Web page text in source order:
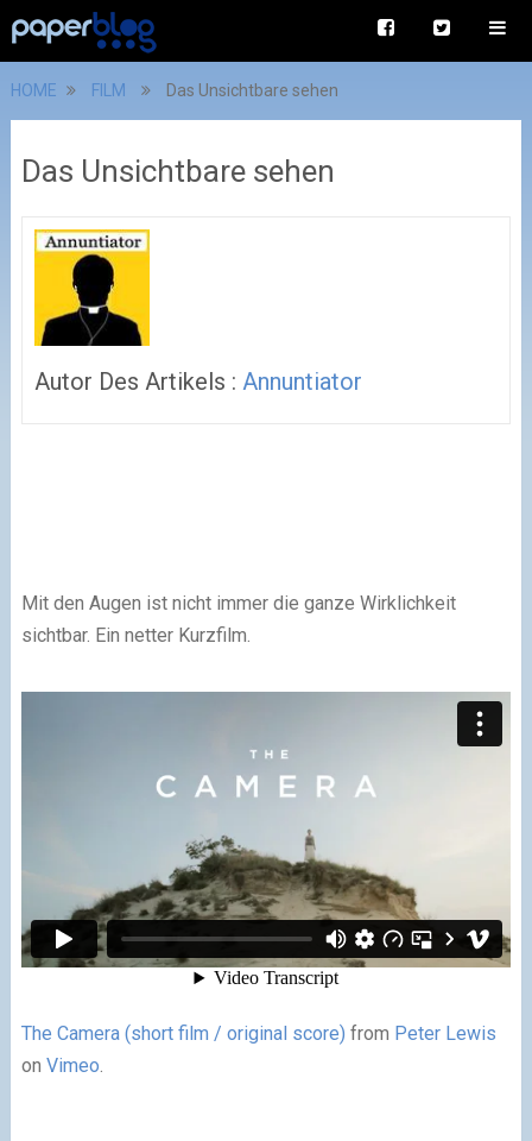
HOME FILM Das Unsichtbare sehen
Das Unsichtbare sehen
Autor Des Artikels : Annuntiator
Mit den Augen ist nicht immer die ganze Wirklichkeit
sichtbar. Ein netter Kurzfilm.
The Camera (short film / original score) from Peter Lewis
on Vimeo